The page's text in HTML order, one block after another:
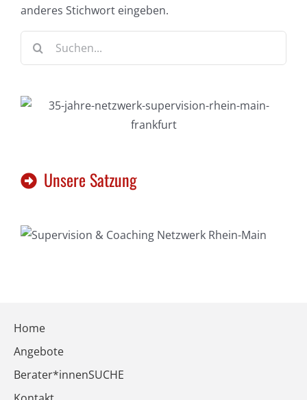
anderes Stichwort eingeben.
Suche
nach:
Unsere Satzung
Home
Angebote
Berater*innenSUCHE